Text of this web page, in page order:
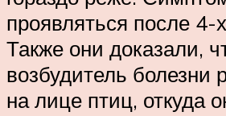
проявляться после 4-
Также они доказали,
возбудитель болезни
на лице птиц, откуда